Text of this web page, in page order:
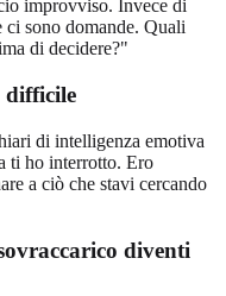
improvviso. Invece di
ci sono domande. Quali
di decidere?"
difficile
di intelligenza emotiva
ti ho interrotto. Ero
a ciò che stavi cercando
diventi